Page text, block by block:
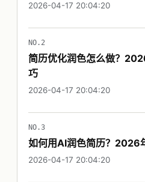
2026-04-17 20:04:20
NO.2
简历优化润色怎么做？
巧
2026-04-17 20:04:20
NO.3
如何用AI润色简历？2026
2026-04-17 20:04:20